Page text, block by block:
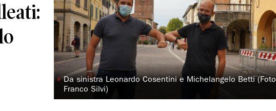
◗Da sinistra Leonardo Cosentini e Michelangelo Betti (Foto
Franco Silvi)